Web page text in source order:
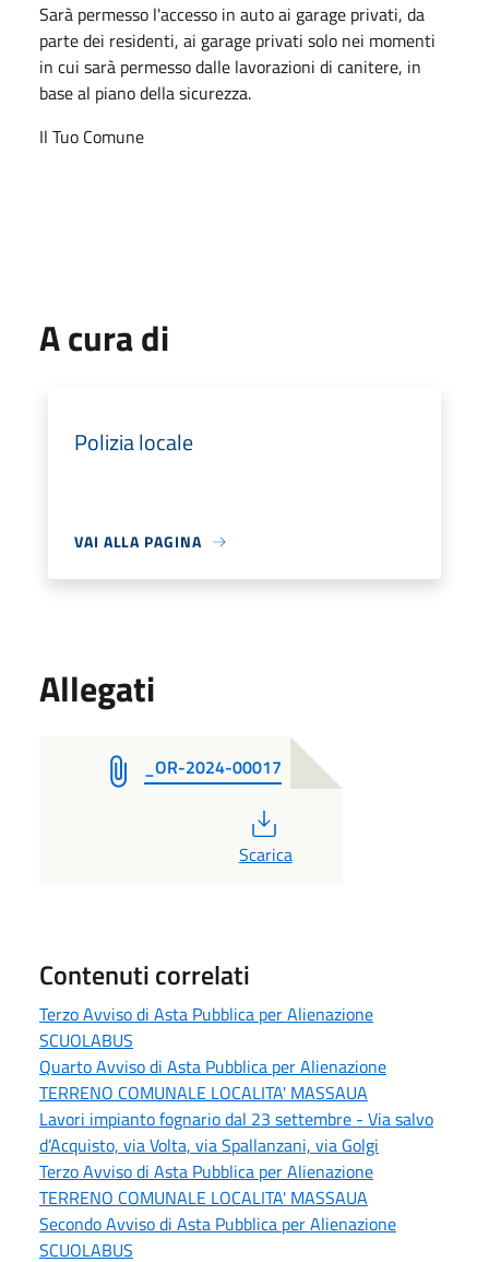
Sarà permesso l'accesso in auto ai garage privati, da
parte dei residenti, ai garage privati solo nei momenti
in cui sarà permesso dalle lavorazioni di canitere, in
base al piano della sicurezza.
Il Tuo Comune
A cura di
Polizia locale
VAI ALLA PAGINA
Allegati
_OR-2024-00017
Scarica
Contenuti correlati
Terzo Avviso di Asta Pubblica per Alienazione
SCUOLABUS
Quarto Avviso di Asta Pubblica per Alienazione
TERRENO COMUNALE LOCALITA' MASSAUA
Lavori impianto fognario dal 23 settembre - Via salvo
d’Acquisto, via Volta, via Spallanzani, via Golgi
Terzo Avviso di Asta Pubblica per Alienazione
TERRENO COMUNALE LOCALITA' MASSAUA
Secondo Avviso di Asta Pubblica per Alienazione
SCUOLABUS